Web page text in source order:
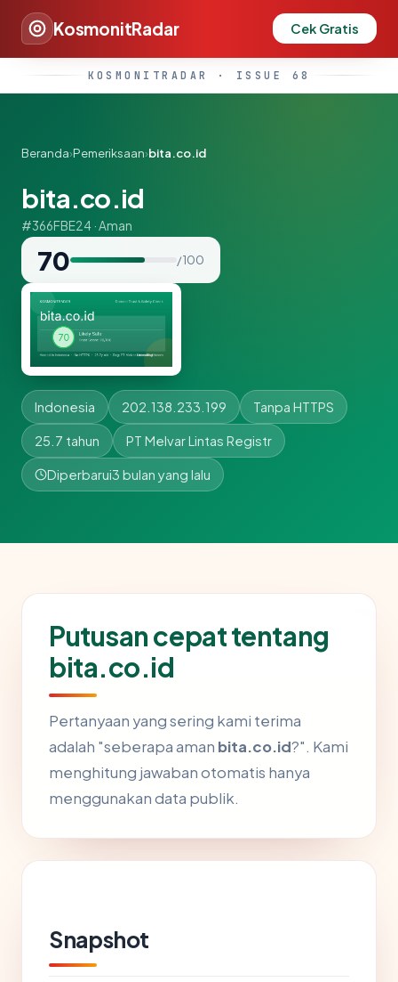
KosmonitRadar Cek Gratis
KOSMONITRADAR · ISSUE 68
Beranda›Pemeriksaan›bita.co.id
bita.co.id
#366FBE24 · Aman
70 / 100
Indonesia 202.138.233.199 Tanpa HTTPS
25.7 tahun PT Melvar Lintas Registr
Diperbarui3 bulan yang lalu
Putusan cepat tentang
bita.co.id
Pertanyaan yang sering kami terima
adalah "seberapa aman bita.co.id?". Kami
menghitung jawaban otomatis hanya
menggunakan data publik.
Snapshot